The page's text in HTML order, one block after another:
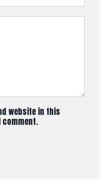
website in this